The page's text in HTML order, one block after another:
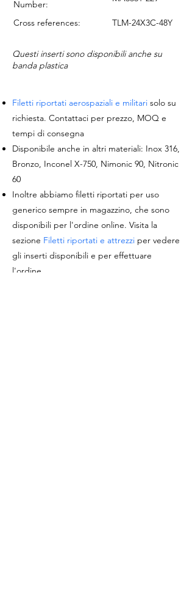
Number:
Cross references: TLM-24X3C-48Y
Questi inserti sono disponibili anche su
banda plastica
Filetti riportati aerospaziali e militari solo su
richiesta. Contattaci per prezzo, MOQ e
tempi di consegna
Disponibile anche in altri materiali: Inox 316,
Bronzo, Inconel X-750, Nimonic 90, Nitronic
60
Inoltre abbiamo filetti riportati per uso
generico sempre in magazzino, che sono
disponibili per l'ordine online. Visita la
sezione Filetti riportati e attrezzi per vedere
gli inserti disponibili e per effettuare
l'ordine